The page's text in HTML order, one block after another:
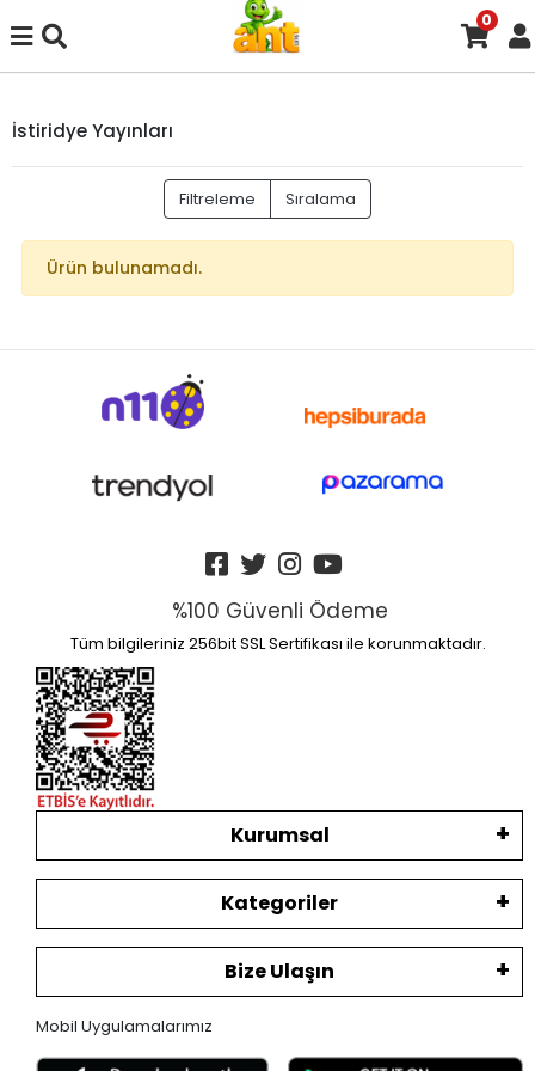
0
İstiridye Yayınları
Filtreleme Sıralama
Ürün bulunamadı.
%100 Güvenli Ödeme
Tüm bilgileriniz 256bit SSL Sertifikası ile korunmaktadır.
Kurumsal
Kategoriler
Bize Ulaşın
Mobil Uygulamalarımız